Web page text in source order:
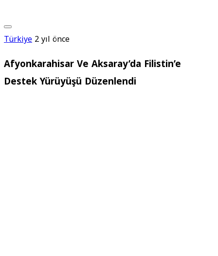
Türkiye2 yıl önce
Afyonkarahisar Ve Aksaray’da Filistin’e
Destek Yürüyüşü Düzenlendi